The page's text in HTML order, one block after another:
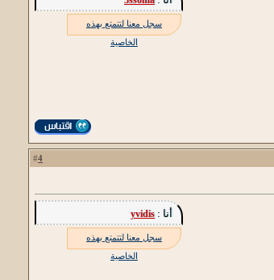
سجل معنا لتتمتع بهذه
الخاصية
4
أنا :yvidis
سجل معنا لتتمتع بهذه
الخاصية